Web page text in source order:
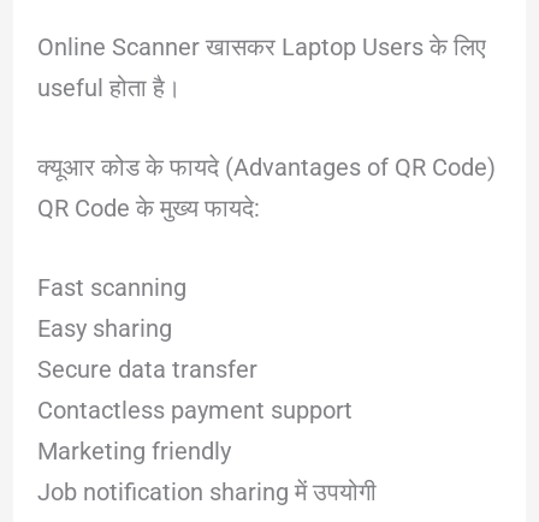
Online Scanner खासकर Laptop Users के लिए
useful होता है।
क्यूआर कोड के फायदे (Advantages of QR Code)
QR Code के मुख्य फायदे:
Fast scanning
Easy sharing
Secure data transfer
Contactless payment support
Marketing friendly
Job notification sharing में उपयोगी